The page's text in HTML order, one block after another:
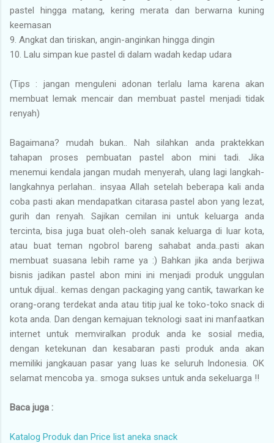
pastel hingga matang, kering merata dan berwarna kuning
keemasan
9. Angkat dan tiriskan, angin-anginkan hingga dingin
10. Lalu simpan kue pastel di dalam wadah kedap udara
(Tips : jangan menguleni adonan terlalu lama karena akan
membuat lemak mencair dan membuat pastel menjadi tidak
renyah)
Bagaimana? mudah bukan.. Nah silahkan anda praktekkan
tahapan proses pembuatan pastel abon mini tadi. Jika
menemui kendala jangan mudah menyerah, ulang lagi langkah-
langkahnya perlahan.. insyaa Allah setelah beberapa kali anda
coba pasti akan mendapatkan citarasa pastel abon yang lezat,
gurih dan renyah. Sajikan cemilan ini untuk keluarga anda
tercinta, bisa juga buat oleh-oleh sanak keluarga di luar kota,
atau buat teman ngobrol bareng sahabat anda..pasti akan
membuat suasana lebih rame ya :) Bahkan jika anda berjiwa
bisnis jadikan pastel abon mini ini menjadi produk unggulan
untuk dijual.. kemas dengan packaging yang cantik, tawarkan ke
orang-orang terdekat anda atau titip jual ke toko-toko snack di
kota anda. Dan dengan kemajuan teknologi saat ini manfaatkan
internet untuk memviralkan produk anda ke sosial media,
dengan ketekunan dan kesabaran pasti produk anda akan
memiliki jangkauan pasar yang luas ke seluruh Indonesia. OK
selamat mencoba ya.. smoga sukses untuk anda sekeluarga !!
Baca juga :
Katalog Produk dan Price list aneka snack